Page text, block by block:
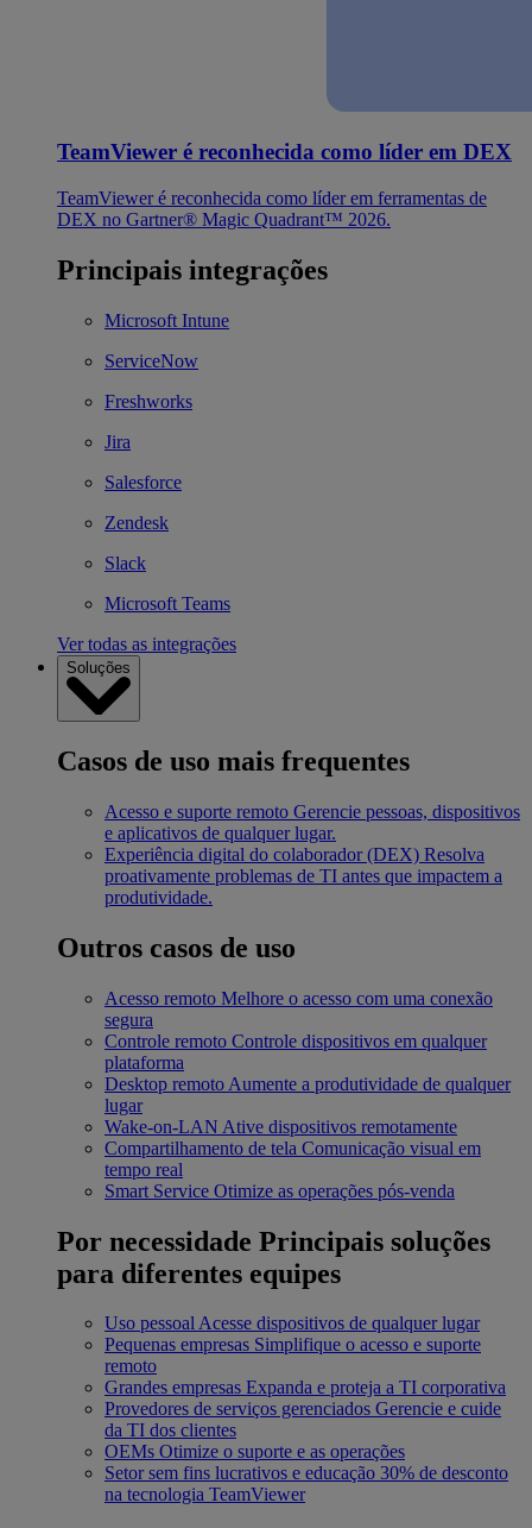
TeamViewer é reconhecida como líder em DEX
TeamViewer é reconhecida como líder em ferramentas de
DEX no Gartner® Magic Quadrant™ 2026.
Principais integrações
Microsoft Intune
ServiceNow
Freshworks
Jira
Salesforce
Zendesk
Slack
Microsoft Teams
Ver todas as integrações
Soluções
Casos de uso mais frequentes
Acesso e suporte remoto Gerencie pessoas, dispositivos
e aplicativos de qualquer lugar.
Experiência digital do colaborador (DEX) Resolva
proativamente problemas de TI antes que impactem a
produtividade.
Outros casos de uso
Acesso remoto Melhore o acesso com uma conexão
segura
Controle remoto Controle dispositivos em qualquer
plataforma
Desktop remoto Aumente a produtividade de qualquer
lugar
Wake-on-LAN Ative dispositivos remotamente
Compartilhamento de tela Comunicação visual em
tempo real
Smart Service Otimize as operações pós-venda
Por necessidade Principais soluções
para diferentes equipes
Uso pessoalAcesse dispositivos de qualquer lugar
Pequenas empresas Simplifique o acesso e suporte
remoto
Grandes empresas Expanda e proteja a TI corporativa
Provedores de serviços gerenciados Gerencie e cuide
da TI dos clientes
OEMs Otimize o suporte e as operações
Setor sem fins lucrativos e educação 30% de desconto
na tecnologia TeamViewer